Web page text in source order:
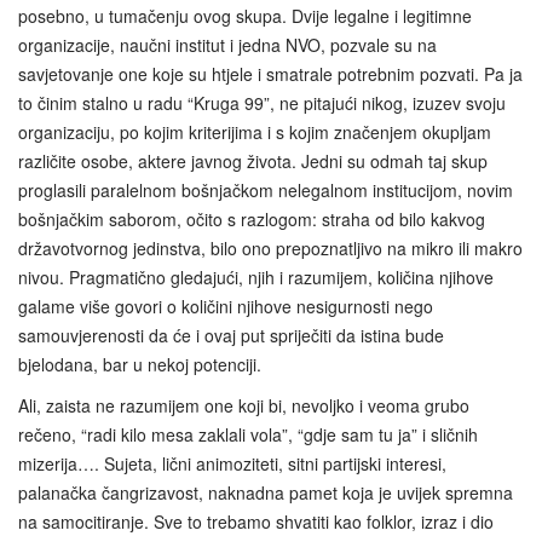
posebno, u tumačenju ovog skupa. Dvije legalne i legitimne
organizacije, naučni institut i jedna NVO, pozvale su na
savjetovanje one koje su htjele i smatrale potrebnim pozvati. Pa ja
to činim stalno u radu “Kruga 99”, ne pitajući nikog, izuzev svoju
organizaciju, po kojim kriterijima i s kojim značenjem okupljam
različite osobe, aktere javnog života. Jedni su odmah taj skup
proglasili paralelnom bošnjačkom nelegalnom institucijom, novim
bošnjačkim saborom, očito s razlogom: straha od bilo kakvog
državotvornog jedinstva, bilo ono prepoznatljivo na mikro ili makro
nivou. Pragmatično gledajući, njih i razumijem, količina njihove
galame više govori o količini njihove nesigurnosti nego
samouvjerenosti da će i ovaj put spriječiti da istina bude
bjelodana, bar u nekoj potenciji.
Ali, zaista ne razumijem one koji bi, nevoljko i veoma grubo
rečeno, “radi kilo mesa zaklali vola”, “gdje sam tu ja” i sličnih
mizerija…. Sujeta, lični animoziteti, sitni partijski interesi,
palanačka čangrizavost, naknadna pamet koja je uvijek spremna
na samocitiranje. Sve to trebamo shvatiti kao folklor, izraz i dio